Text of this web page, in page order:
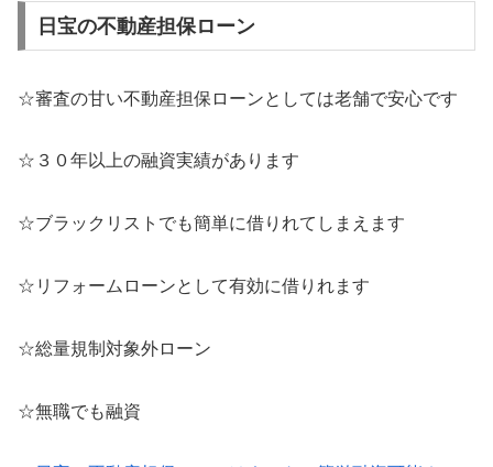
日宝の不動産担保ローン
☆審査の甘い不動産担保ローンとしては老舗で安心です
☆３０年以上の融資実績があります
☆ブラックリストでも簡単に借りれてしまえます
☆リフォームローンとして有効に借りれます
☆総量規制対象外ローン
☆無職でも融資